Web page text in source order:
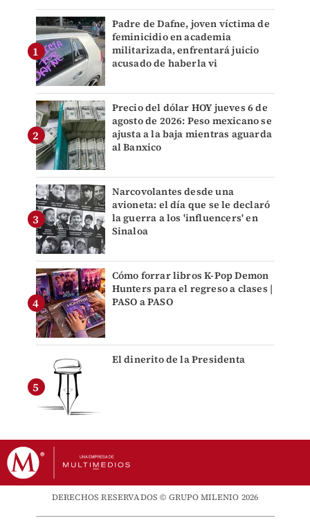
Padre de Dafne, joven víctima de
feminicidio en academia
militarizada, enfrentará juicio
acusado de haberla vi
Precio del dólar HOY jueves 6 de
agosto de 2026: Peso mexicano se
ajusta a la baja mientras aguarda
al Banxico
Narcovolantes desde una
avioneta: el día que se le declaró
la guerra a los 'influencers' en
Sinaloa
Cómo forrar libros K-Pop Demon
Hunters para el regreso a clases |
PASO a PASO
El dinerito de la Presidenta
DERECHOS RESERVADOS © GRUPO MILENIO 2026